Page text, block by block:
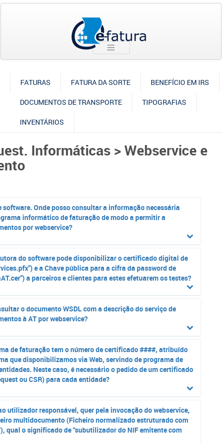
FATURAS FATURA DA SORTE BENEFÍCIO EM IRS
DOCUMENTOS DE TRANSPORTE TIPOGRAFIAS
INVENTÁRIOS
Informáticas > Webservice e
software. Onde posso consultar a informação necessária
informático de faturação de modo a permitir a
por webservice?
do software pode disponibilizar o certificado digital de
e a Chave pública para a cifra da password de
a parceiros e clientes para estes efetuarem os testes?
o documento WSDL com a descrição do serviço de
à AT por webservice?
de faturação tem o número de certificado ####, atribuído
que disponibilizamos via Web, servindo de programa de
Neste caso, é necessário o pedido de um certificado
ou CSR) para cada entidade?
utilizador responsável, quer pela invocação do webservice,
multidocumento (Ficheiro normalizado estruturado com
qual o significado de “subutilizador do NIF emitente com